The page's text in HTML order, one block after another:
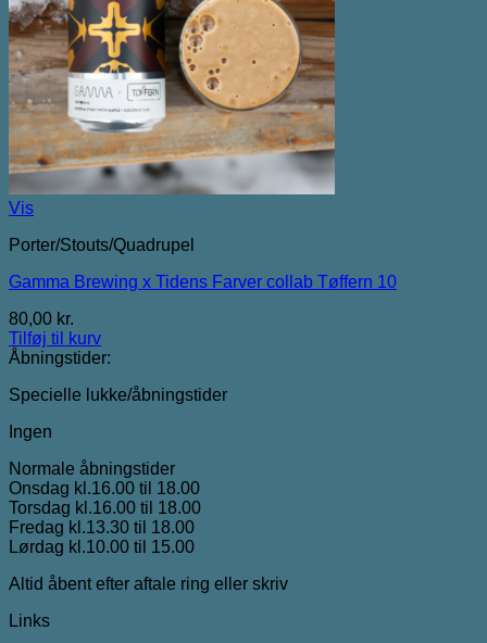
Vis
Porter/Stouts/Quadrupel
Gamma Brewing x Tidens Farver collab Tøffern 10
80,00 kr.
Tilføj til kurv
Åbningstider:
Specielle lukke/åbningstider
Ingen
Normale åbningstider
Onsdag kl.16.00 til 18.00
Torsdag kl.16.00 til 18.00
Fredag kl.13.30 til 18.00
Lørdag kl.10.00 til 15.00
Altid åbent efter aftale ring eller skriv
Links